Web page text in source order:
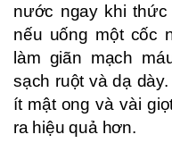
nước ngay khi
nếu uống một cốc
làm giãn mạch
sạch ruột và dạ
ít mật ong và vài
ra hiệu quả hơn.